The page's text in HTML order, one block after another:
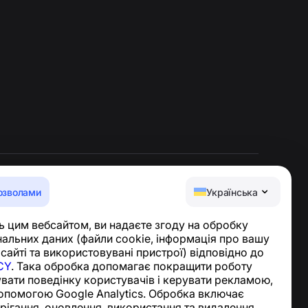
Українська
цим вебсайтом, ви надаєте згоду на обробку
даних (файли cookie, інформація про вашу
та використовувані пристрої) відповідно до
. Така обробка допомагає покращити роботу
поведінку користувачів і керувати рекламою,
Google Analytics. Обробка включає
Новини та статті
Про проєкт
Контакти